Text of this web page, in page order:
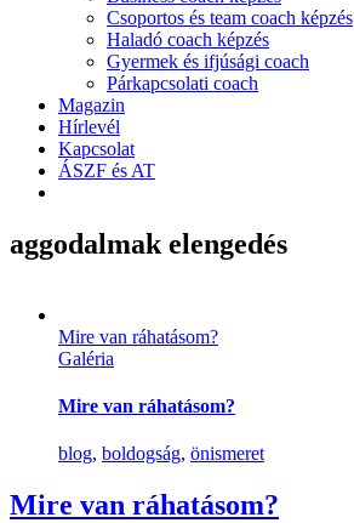
Csoportos és team coach képzés
Haladó coach képzés
Gyermek és ifjúsági coach
Párkapcsolati coach
Magazin
Hírlevél
Kapcsolat
ÁSZF és AT
aggodalmak elengedés
Mire van ráhatásom?
Galéria
Mire van ráhatásom?
blog, boldogság, önismeret
Mire van ráhatásom?